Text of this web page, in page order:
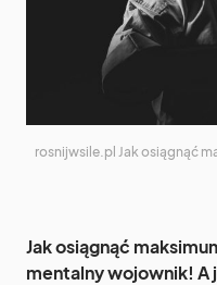
rosnijwsile.pl Jak osiągnąć
Jak osiągnąć
mentalny wojownik!